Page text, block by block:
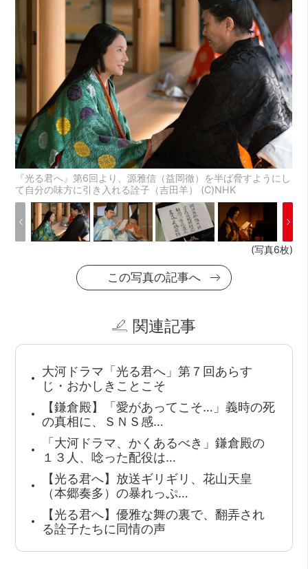
『光る君へ』第6回より、源雅信（益岡徹）を半ば脅すようにし
て自分の味方に引き入れる詮子（吉田羊） (C)NHK
(写真6枚)
この写真の記事へ
関連記事
大河ドラマ「光る君へ」第７回あらす
じ・おかしきことこそ
【鎌倉殿】「愛があってこそ…」義時の死
の真相に、ＳＮＳ感…
「大河ドラマ、かくあるべき」鎌倉殿の
１３人、唸った配役は…
【光る君へ】放送ギリギリ、花山天皇
（本郷奏多）の暴れっぷ…
【光る君へ】優雅な舞の裏で、翻弄され
る詮子たちに同情の声